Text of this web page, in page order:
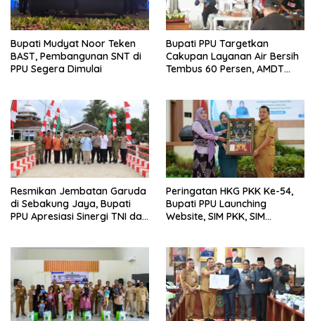
Bupati Mudyat Noor Teken
BAST, Pembangunan SNT di
PPU Segera Dimulai
Bupati PPU Targetkan
Cakupan Layanan Air Bersih
Tembus 60 Persen, AMDT
Resmikan Jembatan Garuda
di Sebakung Jaya, Bupati
PPU Apresiasi Sinergi TNI dan
Peringatan HKG PKK Ke-54,
Bupati PPU Launching
Website, SIM PKK, SIM